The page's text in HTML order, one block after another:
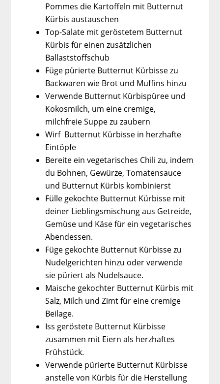
Pommes die Kartoffeln mit Butternut
Kürbis austauschen
Top-Salate mit geröstetem Butternut
Kürbis für einen zusätzlichen
Ballaststoffschub
Füge pürierte Butternut Kürbisse zu
Backwaren wie Brot und Muffins hinzu
Verwende Butternut Kürbispüree und
Kokosmilch, um eine cremige,
milchfreie Suppe zu zaubern
Wirf Butternut Kürbisse in herzhafte
Eintöpfe
Bereite ein vegetarisches Chili zu, indem
du Bohnen, Gewürze, Tomatensauce
und Butternut Kürbis kombinierst
Fülle gekochte Butternut Kürbisse mit
deiner Lieblingsmischung aus Getreide,
Gemüse und Käse für ein vegetarisches
Abendessen.
Füge gekochte Butternut Kürbisse zu
Nudelgerichten hinzu oder verwende
sie püriert als Nudelsauce.
Maische gekochter Butternut Kürbis mit
Salz, Milch und Zimt für eine cremige
Beilage.
Iss geröstete Butternut Kürbisse
zusammen mit Eiern als herzhaftes
Frühstück.
Verwende pürierte Butternut Kürbisse
anstelle von Kürbis für die Herstellung